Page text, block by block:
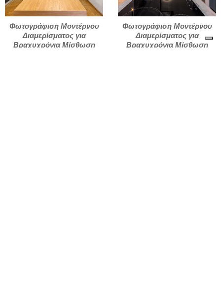
Φωτογράφιση Μοντέρνου
Διαμερίσματος για
Βραχυχρόνια Μίσθωση
Φωτογράφιση Μοντέρνου
Διαμερίσματος για
Βραχυχρόνια Μίσθωση